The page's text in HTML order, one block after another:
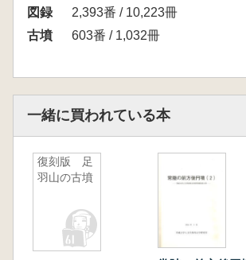
図録
2,393番 / 10,223冊
古墳
603番 / 1,032冊
一緒に買われている本
復刻版 足
羽山の古墳